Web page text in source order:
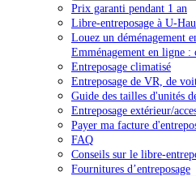
Prix garanti pendant 1 an
Libre-entreposage à U-
Louez un déménagement
Emménagement en ligne :
Entreposage climatisé
Entreposage de VR, de
Guide des tailles d'unités
Entreposage extérieur/
Payer ma facture
FAQ
Conseils sur le libre-
Fournitures d’entreposage